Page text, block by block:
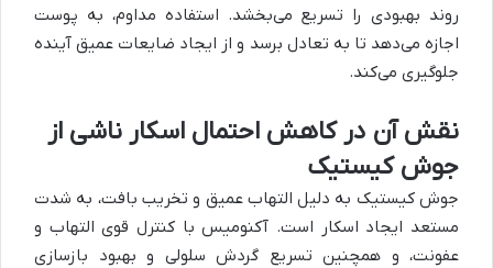
روند بهبودی را تسریع می‌بخشد. استفاده مداوم، به پوست
اجازه می‌دهد تا به تعادل برسد و از ایجاد ضایعات عمیق آینده
جلوگیری می‌کند.
نقش آن در کاهش احتمال اسکار ناشی از
جوش کیستیک
جوش کیستیک به دلیل التهاب عمیق و تخریب بافت، به شدت
مستعد ایجاد اسکار است. آکنومیس با کنترل قوی التهاب و
عفونت، و همچنین تسریع گردش سلولی و بهبود بازسازی